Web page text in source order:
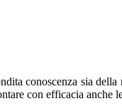
conoscenza sia della
con efficacia anche